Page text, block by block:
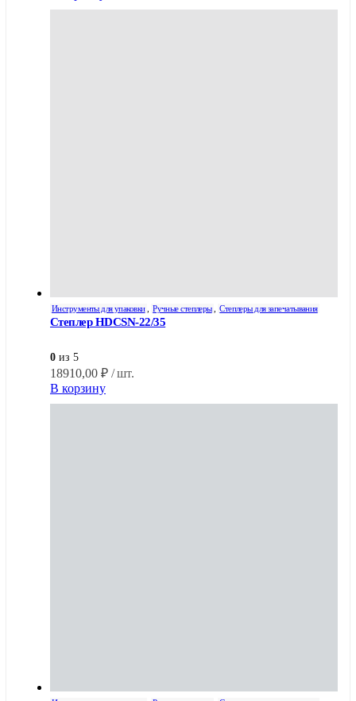
Инструменты для упаковки Ручные степлеры Степлеры для запечатывания
Степлер HDCSN-22/35
0 из 5
18910,00 ₽ / шт.
В корзину